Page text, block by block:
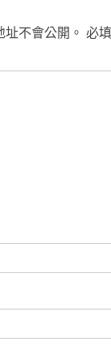
不會公開。 必